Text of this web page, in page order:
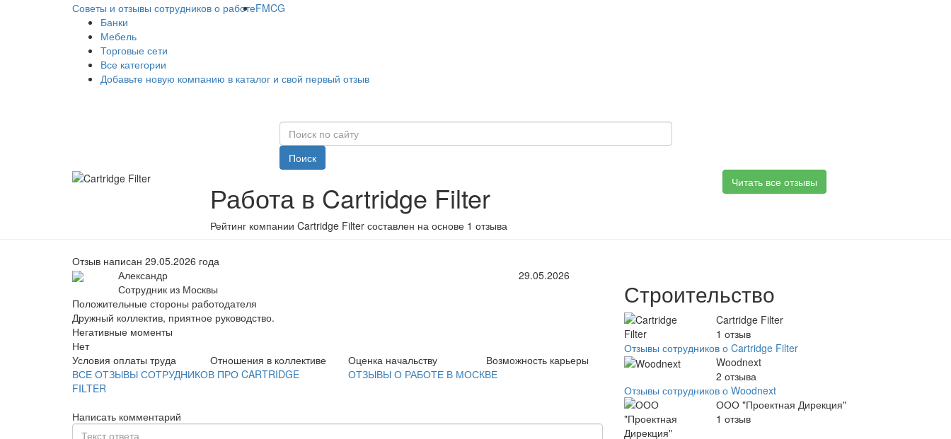
Советы и отзывы сотрудников о работеFMCG
Банки
Мебель
Торговые сети
Все категории
Добавьте новую компанию в каталог и свой первый отзыв
Поиск
Работа в Cartridge Filter
Рейтинг компании Cartridge Filter составлен на основе 1 отзыва
Читать все отзывы
Отзыв написан 29.05.2026 года
Александр
Сотрудник из Москвы
29.05.2026
Положительные стороны работодателя
Дружный коллектив, приятное руководство.
Негативные моменты
Нет
Условия оплаты труда
Отношения в коллективе Оценка начальству
Возможность карьеры
ВСЕ ОТЗЫВЫ СОТРУДНИКОВ ПРО CARTRIDGE
FILTER
ОТЗЫВЫ О РАБОТЕ В МОСКВЕ
Написать комментарий
Строительство
Cartridge Filter
1 отзыв
Отзывы сотрудников о Cartridge Filter
Woodnext
2 отзыва
Отзывы сотрудников о Woodnext
ООО "Проектная Дирекция"
1 отзыв